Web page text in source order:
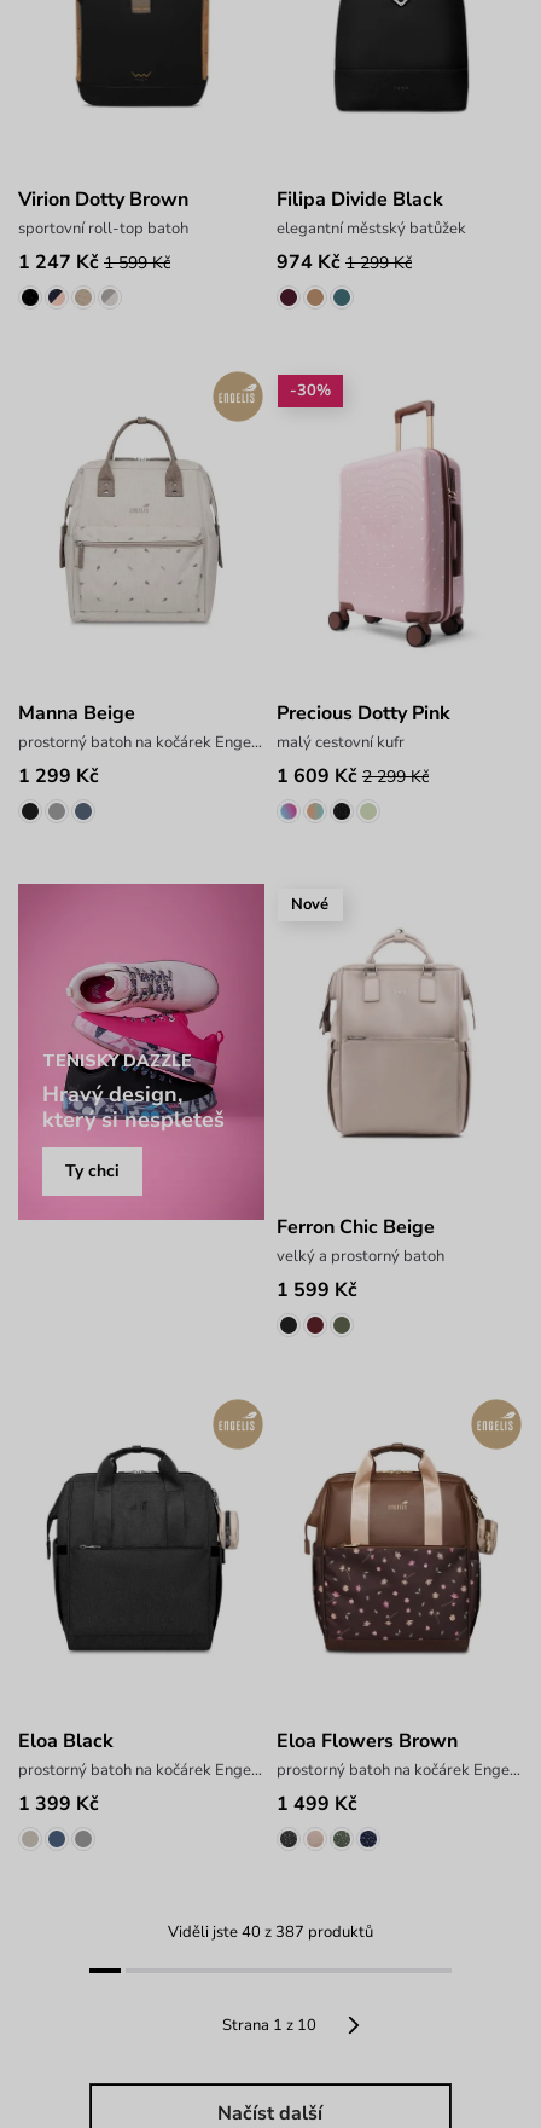
Virion Dotty Brown
sportovní roll-top batoh
1 247 Kč 1 599 Kč
Filipa Divide Black
elegantní městský batůžek
974 Kč 1 299 Kč
Manna Beige
prostorný batoh na kočárek Engelis
1 299 Kč
-30%
Precious Dotty Pink
malý cestovní kufr
1 609 Kč 2 299 Kč
TENISKY DAZZLE
Hravý design,
který si nespleteš
Ty chci
Nové
Ferron Chic Beige
velký a prostorný batoh
1 599 Kč
Eloa Black
prostorný batoh na kočárek Engelis
1 399 Kč
Eloa Flowers Brown
prostorný batoh na kočárek Engelis
1 499 Kč
Viděli jste 40 z 387 produktů
Strana 1 z 10
Načíst další